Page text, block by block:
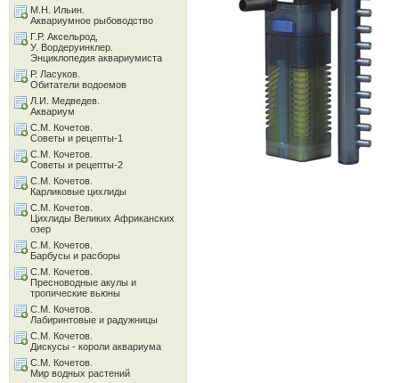
М.Н. Ильин.
Аквариумное рыбоводство
Г.Р. Аксельрод,
У. Вордеруинклер.
Энциклопедия аквариумиста
Р. Ласуков.
Обитатели водоемов
Л.И. Медведев.
Аквариум
С.М. Кочетов.
Советы и рецепты-1
С.М. Кочетов.
Советы и рецепты-2
С.М. Кочетов.
Карликовые цихлиды
С.М. Кочетов.
Цихлиды Великих Африканских
озер
С.М. Кочетов.
Барбусы и расборы
С.М. Кочетов.
Пресноводные акулы и
тропические вьюны
С.М. Кочетов.
Лабиринтовые и радужницы
С.М. Кочетов.
Дискусы - короли аквариума
С.М. Кочетов.
Мир водных растений